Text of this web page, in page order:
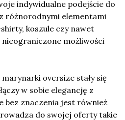
indywidualne podejście do
różnorodnymi elementami
koszule czy nawet
możliwości
oversize stały się
w sobie elegancję z
bez znaczenia jest również
do swojej oferty takie